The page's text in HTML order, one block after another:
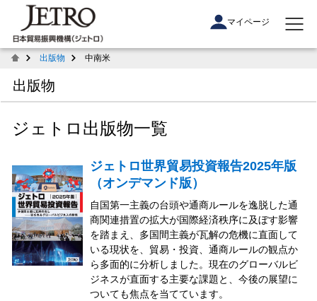
マイページ
出版物 中南米
出版物
ジェトロ出版物一覧
ジェトロ世界貿易投資報告2025年版
（オンデマンド版）
自国第一主義の台頭や通商ルールを逸脱した通
商関連措置の拡大が国際経済秩序に及ぼす影響
を踏まえ、多国間主義が瓦解の危機に直面して
いる現状を、貿易・投資、通商ルールの観点か
ら多面的に分析しました。現在のグローバルビ
ジネスが直面する主要な課題と、今後の展望に
ついても焦点を当てています。